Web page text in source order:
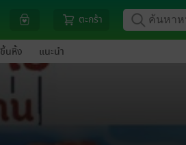
ตะกร้า
นหิ้ง แนะนำ